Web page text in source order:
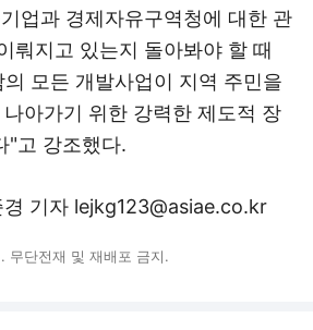
업과 경제자유구역청에 대한 관
뤄지고 있는지 돌아봐야 할 때
모든 개발사업이 지역 주민을
아가기 위한 강력한 제도적 장
"고 강조했다.
경 기자 lejkg123@asiae.co.kr
단전재 및 재배포 금지.